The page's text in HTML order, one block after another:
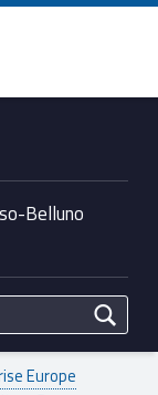
Belluno
Europe